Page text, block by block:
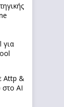
για
Attp &
ΑΙ